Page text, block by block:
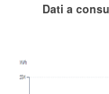
Dati a